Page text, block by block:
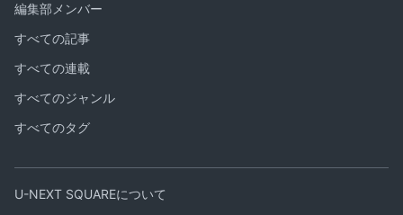
編集部メンバー
すべての記事
すべての連載
すべてのジャンル
すべてのタグ
U-NEXT SQUAREについて